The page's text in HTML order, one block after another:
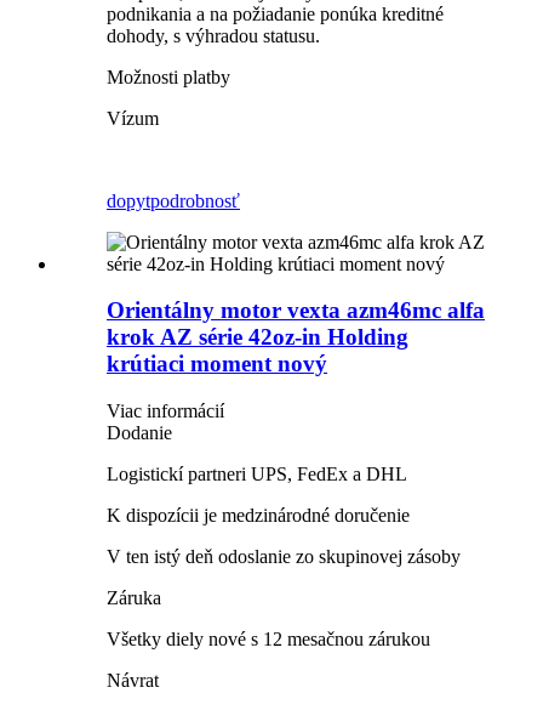
podnikania a na požiadanie ponúka kreditné
dohody, s výhradou statusu.
Možnosti platby
Vízum
dopytpodrobnosť
Orientálny motor vexta azm46mc alfa
krok AZ série 42oz-in Holding
krútiaci moment nový
Viac informácií
Dodanie
Logistickí partneri UPS, FedEx a DHL
K dispozícii je medzinárodné doručenie
V ten istý deň odoslanie zo skupinovej zásoby
Záruka
Všetky diely nové s 12 mesačnou zárukou
Návrat